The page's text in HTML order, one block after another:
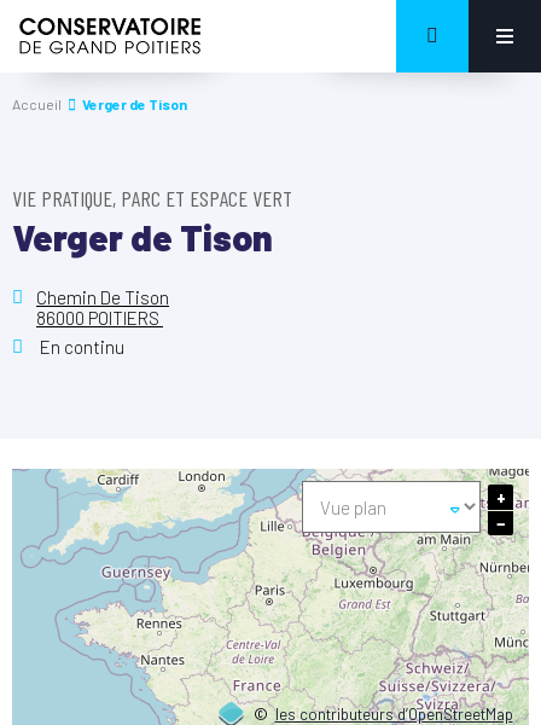
Accueil Verger de Tison
VIE PRATIQUE, PARC ET ESPACE VERT
Verger de Tison
Chemin De Tison
86000 POITIERS
En continu
©les contributeurs d’OpenStreetMap
+
−